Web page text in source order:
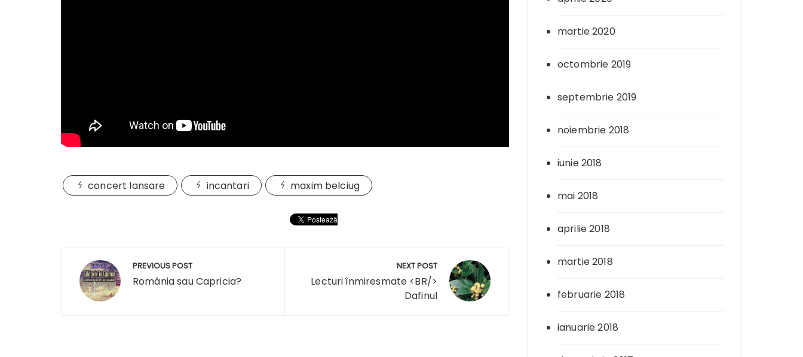
concert lansare incantari maxim belciug
Navigare
articole
PREVIOUS POST
România sau Capricia?
NEXT POST
Lecturi înmiresmate <BR/>
Dafinul
martie 2020
octombrie 2019
septembrie 2019
noiembrie 2018
iunie 2018
mai 2018
aprilie 2018
martie 2018
februarie 2018
ianuarie 2018